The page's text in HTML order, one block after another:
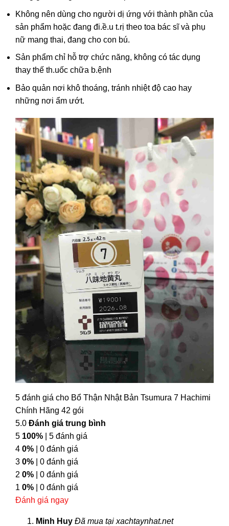
Không nên dùng cho người dị ứng với thành phần của
sản phẩm hoặc đang đi.ề.u t.rị theo toa bác sĩ và phụ
nữ mang thai, đang cho con bú.
Sản phẩm chỉ hỗ trợ chức năng, không có tác dụng
thay thế th.uốc chữa b.ệnh
Bảo quản nơi khô thoáng, tránh nhiệt độ cao hay
những nơi ẩm ướt.
5 đánh giá cho Bổ Thận Nhật Bản Tsumura 7 Hachimi
Chính Hãng 42 gói
5.0 Đánh giá trung bình
5 100% | 5 đánh giá
4 0% | 0 đánh giá
3 0% | 0 đánh giá
2 0% | 0 đánh giá
1 0% | 0 đánh giá
Đánh giá ngay
Minh Huy Đã mua tại xachtaynhat.net